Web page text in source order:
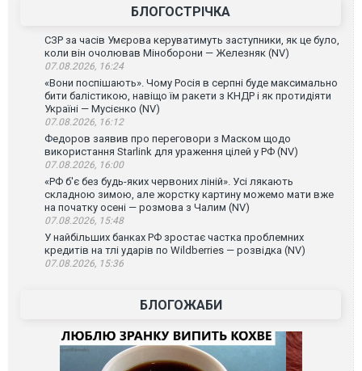
БЛОГОСТРІЧКА
СЗР за часів Умєрова керуватимуть заступники, як це було,
коли він очолював Міноборони — Железняк (NV)
07.08.2026, 16:24
«Вони поспішають». Чому Росія в серпні буде максимально
бити балістикою, навіщо їм ракети з КНДР і як протидіяти
Україні — Мусієнко (NV)
07.08.2026, 16:12
Федоров заявив про переговори з Маском щодо
використання Starlink для ураження цілей у РФ (NV)
07.08.2026, 16:00
«РФ б'є без будь-яких червоних ліній». Усі лякають
складною зимою, але жорстку картину можемо мати вже
на початку осені — розмова з Чалим (NV)
07.08.2026, 15:48
У найбільших банках РФ зростає частка проблемних
кредитів на тлі ударів по Wildberries — розвідка (NV)
07.08.2026, 15:36
БЛОГОЖАБИ